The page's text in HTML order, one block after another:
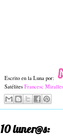
Escrito en la Luna por:
Satélites Francesc Miralles
10 luner@s: